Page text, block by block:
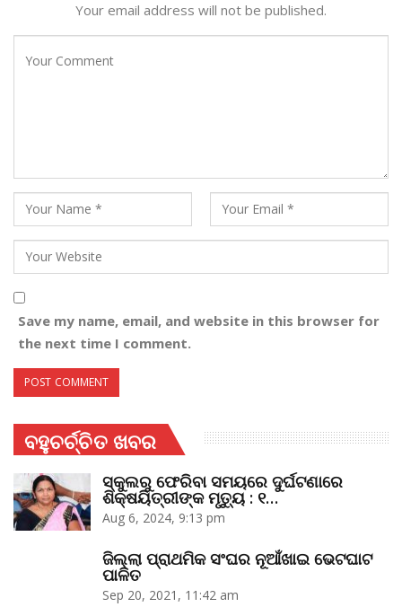
Your email address will not be published.
Save my name, email, and website in this browser for
the next time I comment.
ବହୁଚର୍ଚ୍ଚିତ ଖବର
ସ୍କୁଲରୁ ଫେରିବା ସମୟରେ ଦୁର୍ଘଟଣାରେ
ଶିକ୍ଷୟିତ୍ରୀଙ୍କ ମୃତ୍ୟୁ : ୧…
Aug 6, 2024, 9:13 pm
ଜିଲ୍ଲା ପ୍ରାଥମିକ ସଂଘର ନୂଆଁଖାଇ ଭେଟଘାଟ
ପାଳିତ
Sep 20, 2021, 11:42 am